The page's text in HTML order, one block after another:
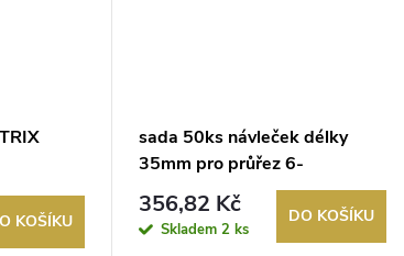
KOŠÍKU
sada 50ks návleček délky
35mm pro průřez 6-
10mm2+permanentní pero
356,82 Kč
Skladem 2 ks
DO KOŠÍKU